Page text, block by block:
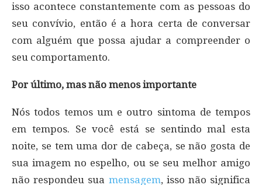
isso acontece constantemente com as pessoas do
seu convívio, então é a hora certa de conversar
com alguém que possa ajudar a compreender o
seu comportamento.
Por último, mas não menos importante
Nós todos temos um e outro sintoma de tempos
em tempos. Se você está se sentindo mal esta
noite, se tem uma dor de cabeça, se não gosta de
sua imagem no espelho, ou se seu melhor amigo
não respondeu sua mensagem, isso não significa